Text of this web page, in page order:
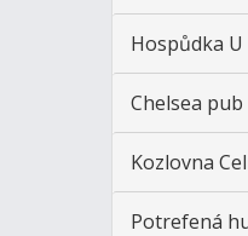
Hospůdka
Chelsea pub
Kozlovna
Potrefená